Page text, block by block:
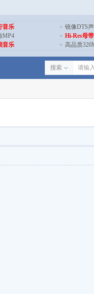
音乐
镜像DTS
MP4
Hi-Res母带
音乐
高品质
搜索